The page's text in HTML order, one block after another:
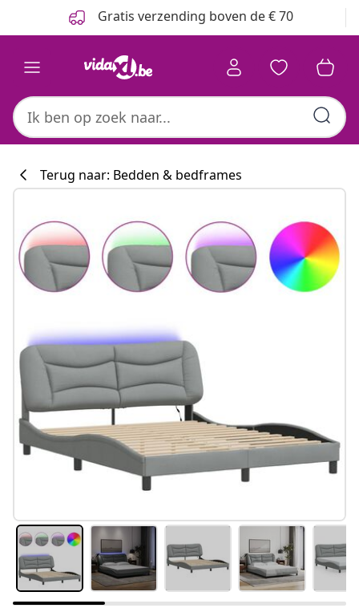
Gratis verzending boven de € 70
Terug naar: Bedden & bedframes